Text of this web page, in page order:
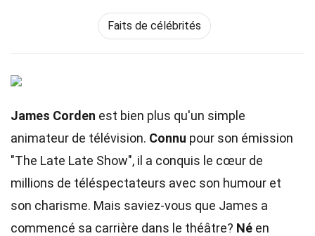
Faits de célébrités
James Corden est bien plus qu'un simple
animateur de télévision. Connu pour son émission
"The Late Late Show", il a conquis le cœur de
millions de téléspectateurs avec son humour et
son charisme. Mais saviez-vous que James a
commencé sa carrière dans le théâtre? Né en